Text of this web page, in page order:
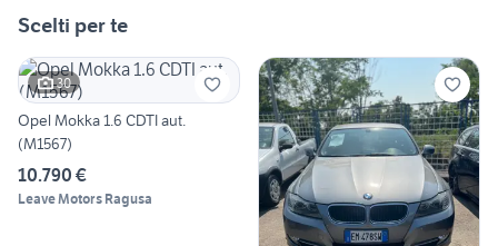
Scelti per te
30
Opel Mokka 1.6 CDTI aut.
(M1567)
10.790 €
Leave Motors Ragusa